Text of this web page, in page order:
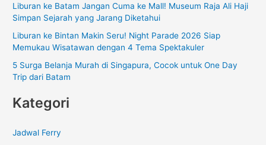
Liburan ke Batam Jangan Cuma ke Mall! Museum Raja Ali Haji
Simpan Sejarah yang Jarang Diketahui
Liburan ke Bintan Makin Seru! Night Parade 2026 Siap
Memukau Wisatawan dengan 4 Tema Spektakuler
5 Surga Belanja Murah di Singapura, Cocok untuk One Day
Trip dari Batam
Kategori
Jadwal Ferry